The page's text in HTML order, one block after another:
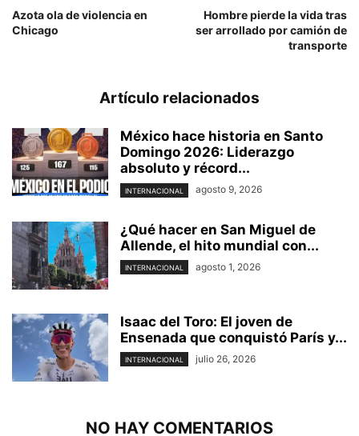
Azota ola de violencia en
Chicago
Hombre pierde la vida tras
ser arrollado por camión de
transporte
Artículo relacionados
México hace historia en Santo
Domingo 2026: Liderazgo
absoluto y récord...
INTERNACIONAL agosto 9, 2026
¿Qué hacer en San Miguel de
Allende, el hito mundial con...
INTERNACIONAL agosto 1, 2026
Isaac del Toro: El joven de
Ensenada que conquistó París y...
INTERNACIONAL julio 26, 2026
NO HAY COMENTARIOS